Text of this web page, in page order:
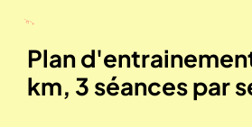
Plan
km, 3 séances par